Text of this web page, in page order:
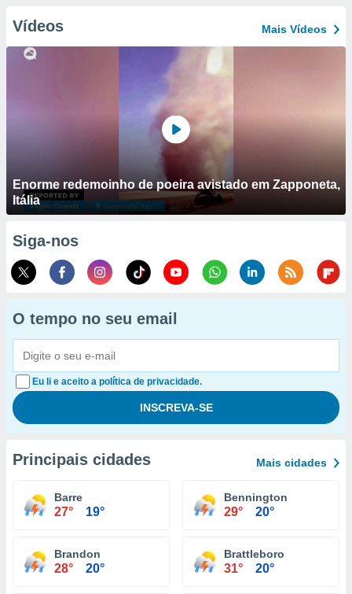
Vídeos Mais Vídeos
Enorme redemoinho de poeira avistado em Zapponeta,
Itália
Siga-nos
O tempo no seu email
Eu li e aceito a política de privacidade.
Principais cidades Mais cidades
Barre
27° 19°
Bennington
29° 20°
Brandon
28° 20°
Brattleboro
31° 20°